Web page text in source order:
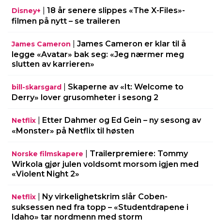
Disney+
18 år senere slippes «The X-Files»-
filmen på nytt – se traileren
James Cameron
James Cameron er klar til å
legge «Avatar» bak seg: «Jeg nærmer meg
slutten av karrieren»
bill-skarsgard
Skaperne av «It: Welcome to
Derry» lover grusomheter i sesong 2
Netflix
Etter Dahmer og Ed Gein – ny sesong av
«Monster» på Netflix til høsten
Norske filmskapere
Trailerpremiere: Tommy
Wirkola gjør julen voldsomt morsom igjen med
«Violent Night 2»
Netflix
Ny virkelighetskrim slår Coben-
suksessen ned fra topp – «Studentdrapene i
Idaho» tar nordmenn med storm